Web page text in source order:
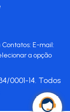
E-mail:
a opção
0001-14. Todos